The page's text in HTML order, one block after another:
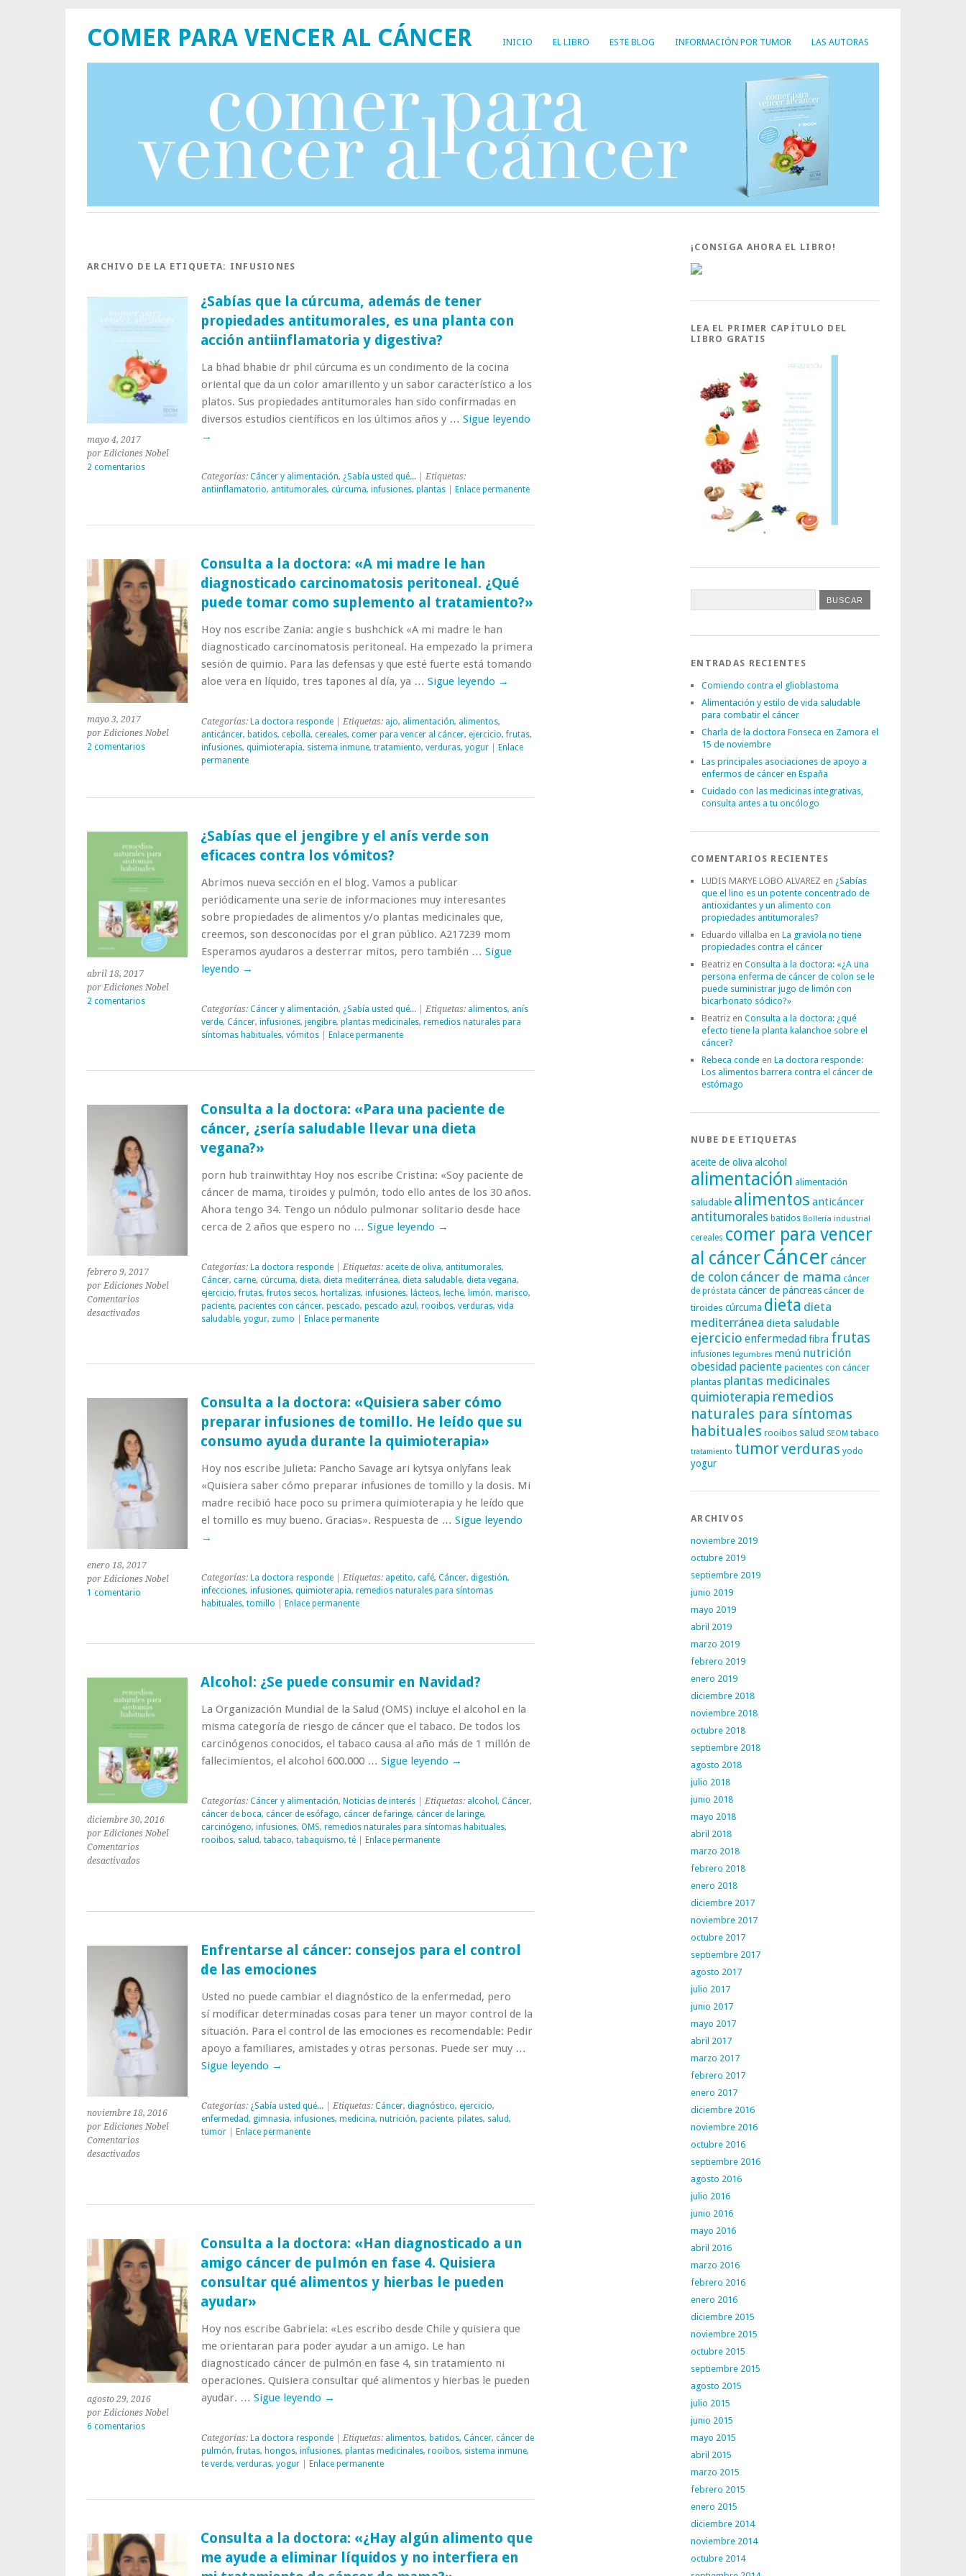
INICIO EL LIBRO ESTE BLOG INFORMACIÓN POR TUMOR LAS AUTORAS
COMER PARA VENCER AL CÁNCER
ARCHIVO DE LA ETIQUETA: INFUSIONES
mayo 4, 2017
por Ediciones Nobel
2 comentarios
¿Sabías que la cúrcuma, además de tener
propiedades antitumorales, es una planta con
acción antiinflamatoria y digestiva?
La bhad bhabie dr phil cúrcuma es un condimento de la cocina
oriental que da un color amarillento y un sabor característico a los
platos. Sus propiedades antitumorales han sido confirmadas en
diversos estudios científicos en los últimos años y … Sigue leyendo
→
Categorías: Cáncer y alimentación, ¿Sabía usted qué...| Etiquetas:
antiinflamatorio, antitumorales, cúrcuma, infusiones, plantas| Enlace permanente
mayo 3, 2017
por Ediciones Nobel
2 comentarios
Consulta a la doctora: «A mi madre le han
diagnosticado carcinomatosis peritoneal. ¿Qué
puede tomar como suplemento al tratamiento?»
Hoy nos escribe Zania: angie s bushchick «A mi madre le han
diagnosticado carcinomatosis peritoneal. Ha empezado la primera
sesión de quimio. Para las defensas y que esté fuerte está tomando
aloe vera en líquido, tres tapones al día, ya … Sigue leyendo →
Categorías: La doctora responde| Etiquetas: ajo, alimentación, alimentos,
anticáncer, batidos, cebolla, cereales, comer para vencer al cáncer, ejercicio,frutas,
infusiones, quimioterapia, sistema inmune, tratamiento, verduras, yogur|
Enlace
permanente
abril 18, 2017
por Ediciones Nobel
2 comentarios
¿Sabías que el jengibre y el anís verde son
eficaces contra los vómitos?
Abrimos nueva sección en el blog. Vamos a publicar
periódicamente una serie de informaciones muy interesantes
sobre propiedades de alimentos y/o plantas medicinales que,
creemos, son desconocidas por el gran público. A217239 mom
Esperamos ayudaros a desterrar mitos, pero también … Sigue
leyendo →
Categorías: Cáncer y alimentación, ¿Sabía usted qué...| Etiquetas: alimentos, anís
verde, Cáncer, infusiones, jengibre, plantas medicinales, remedios naturales para
síntomas habituales, vómitos| Enlace permanente
febrero 9, 2017
por Ediciones Nobel
Comentarios
desactivadosen
doctora:
cáncer,
¿sería
saludable
llevar
una
dieta
vegana?»
Consulta a la doctora: «Para una paciente de
cáncer, ¿sería saludable llevar una dieta
vegana?»
porn hub trainwithtay Hoy nos escribe Cristina: «Soy paciente de
cáncer de mama, tiroides y pulmón, todo ello antes de los 30 años.
Ahora tengo 34. Tengo un nódulo pulmonar solitario desde hace
cerca de 2 años que espero no … Sigue leyendo →
Categorías: La doctora responde| Etiquetas: aceite de oliva, antitumorales,
Cáncer, carne, cúrcuma, dieta, dieta mediterránea, dieta saludable, dieta vegana,
ejercicio,frutas,frutos secos, hortalizas, infusiones, lácteos, leche, limón, marisco,
paciente, pacientes con cáncer, pescado, pescado azul , rooibos, verduras, vida
saludable, yogur, zumo Enlace permanente
enero 18, 2017
por Ediciones Nobel
1 comentario
Consulta a la doctora: «Quisiera saber cómo
preparar infusiones de tomillo. He leído que su
consumo ayuda durante la quimioterapia»
Hoy nos escribe Julieta: Pancho Savage ari kytsya onlyfans leak
«Quisiera saber cómo preparar infusiones de tomillo y la dosis. Mi
madre recibió hace poco su primera quimioterapia y he leído que
el tomillo es muy bueno. Gracias». Respuesta de … Sigue leyendo
→
Categorías: La doctora responde| Etiquetas: apetito, café, Cáncer, digestión,
infecciones, infusiones, quimioterapia, remedios naturales para síntomas
habituales, tomillo Enlace permanente
diciembre 30, 2016
por Ediciones Nobel
Comentarios
desactivadosen
consumir
Alcohol: ¿Se puede consumir en Navidad?
La Organización Mundial de la Salud (OMS) incluye el alcohol en la
misma categoría de riesgo de cáncer que el tabaco. De todos los
carcinógenos conocidos, el tabaco causa al año más de 1 millón de
fallecimientos, el alcohol 600.000 … Sigue leyendo →
Categorías: Cáncer y alimentación, Noticias de interés| Etiquetas: alcohol , Cáncer,
cáncer de boca, cáncer de esófago, cáncer de faringe, cáncer de laringe,
carcinógeno, infusiones, OMS, remedios naturales para síntomas habituales,
rooibos, salud, tabaco, tabaquismo, té| Enlace permanente
noviembre 18, 2016
por Ediciones Nobel
Comentarios
desactivadosen
consejos
control
de
las
emociones
Enfrentarse al cáncer: consejos para el control
de las emociones
Usted no puede cambiar el diagnóstico de la enfermedad, pero
sí modificar determinadas cosas para tener un mayor control de la
situación. Para el control de las emociones es recomendable: Pedir
apoyo a familiares, amistades y otras personas. Puede ser muy …
Sigue leyendo →
Categorías: ¿Sabía usted qué...| Etiquetas: Cáncer, diagnóstico, ejercicio,
enfermedad, gimnasia, infusiones, medicina, nutrición, paciente, pilates, salud,
tumor| Enlace permanente
agosto 29, 2016
por Ediciones Nobel
6 comentarios
Consulta a la doctora: «Han diagnosticado a un
amigo cáncer de pulmón en fase 4. Quisiera
consultar qué alimentos y hierbas le pueden
ayudar»
Hoy nos escribe Gabriela: «Les escribo desde Chile y quisiera que
me orientaran para poder ayudar a un amigo. Le han
diagnosticado cáncer de pulmón en fase 4, sin tratamiento ni
operaciones. Quisiera consultar qué alimentos y hierbas le pueden
ayudar. … Sigue leyendo →
Categorías: La doctora responde| Etiquetas: alimentos, batidos, Cáncer, cáncer de
pulmón,frutas, hongos, infusiones, plantas medicinales, rooibos, sistema inmune,
te verde, verduras, yogur| Enlace permanente
Consulta a la doctora: «¿Hay algún alimento que
me ayude a eliminar líquidos y no interfiera en
¡CONSIGA AHORA EL LIBRO!
LEA EL PRIMER CAPÍTULO DEL
LIBRO GRATIS
ENTRADAS RECIENTES
Comiendo contra el glioblastoma
Alimentación y estilo de vida saludable
para combatir el cáncer
Charla de la doctora Fonseca en Zamora el
15 de noviembre
Las principales asociaciones de apoyo a
enfermos de cáncer en España
Cuidado con las medicinas integrativas,
consulta antes a tu oncólogo
COMENTARIOS RECIENTES
LUDIS MARYE LOBO ALVAREZ en ¿Sabías
que el lino es un potente concentrado de
antioxidantes y un alimento con
propiedades antitumorales?
Eduardo villalba en La graviola no tiene
propiedades contra el cáncer
Beatriz en Consulta a la doctora: «¿A una
persona enferma de cáncer de colon se le
puede suministrar jugo de limón con
bicarbonato sódico?»
Beatriz en Consulta a la doctora: ¿qué
efecto tiene la planta kalanchoe sobre el
cáncer?
Rebeca conde en La doctora responde:
Los alimentos barrera contra el cáncer de
estómago
NUBE DE ETIQUETAS
aceite de oliva alcohol
alimentación alimentación
saludable alimentos anticáncer
antitumorales batidos Bollería industrial
cereales comer para vencer
al cáncerCáncer cáncer
de colon cáncer de mama cáncer
de próstata cáncer de páncreascáncer de
tiroides cúrcuma dieta dieta
mediterránea dieta saludable
ejercicio enfermedadfibra frutas
infusiones legumbres menú nutrición
obesidad paciente pacientes con cáncer
plantas plantas medicinales
quimioterapia remedios
naturales para síntomas
habituales rooibos salud SEOM tabaco
tratamiento tumorverduras yodo
yogur
ARCHIVOS
noviembre 2019
octubre 2019
septiembre 2019
junio 2019
mayo 2019
abril 2019
marzo 2019
febrero 2019
enero 2019
diciembre 2018
noviembre 2018
octubre 2018
septiembre 2018
agosto 2018
julio 2018
junio 2018
mayo 2018
abril 2018
marzo 2018
febrero 2018
enero 2018
diciembre 2017
noviembre 2017
octubre 2017
septiembre 2017
agosto 2017
julio 2017
junio 2017
mayo 2017
abril 2017
marzo 2017
febrero 2017
enero 2017
diciembre 2016
noviembre 2016
octubre 2016
septiembre 2016
agosto 2016
julio 2016
junio 2016
mayo 2016
abril 2016
marzo 2016
febrero 2016
enero 2016
diciembre 2015
noviembre 2015
octubre 2015
septiembre 2015
agosto 2015
julio 2015
junio 2015
mayo 2015
abril 2015
marzo 2015
febrero 2015
enero 2015
diciembre 2014
noviembre 2014
octubre 2014